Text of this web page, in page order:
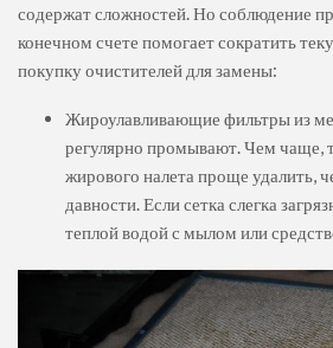
содержат сложностей. Но соблюдение
конечном счете помогает сократить
покупку очистителей для замены:
Жироулавливающие фильтры из
регулярно промывают. Чем чаще,
жирового налета проще удалить,
давности. Если сетка слегка
теплой водой с мылом или